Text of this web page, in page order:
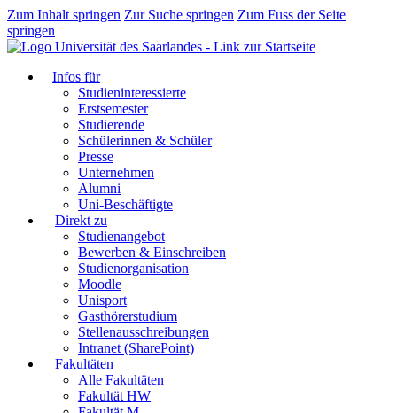
Zum Inhalt springen Zur Suche springen Zum Fuss der Seite
springen
Infos für
Studieninteressierte
Erstsemester
Studierende
Schülerinnen & Schüler
Presse
Unternehmen
Alumni
Uni-Beschäftigte
Direkt zu
Studienangebot
Bewerben & Einschreiben
Studienorganisation
Moodle
Unisport
Gasthörerstudium
Stellenausschreibungen
Intranet (SharePoint)
Fakultäten
Alle Fakultäten
Fakultät HW